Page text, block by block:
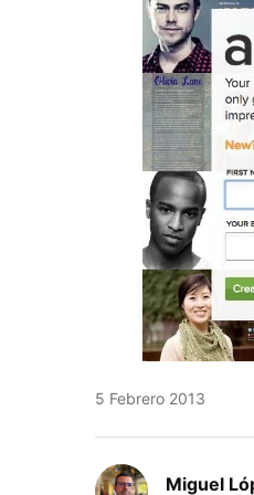
5 Febrero 2013
Miguel